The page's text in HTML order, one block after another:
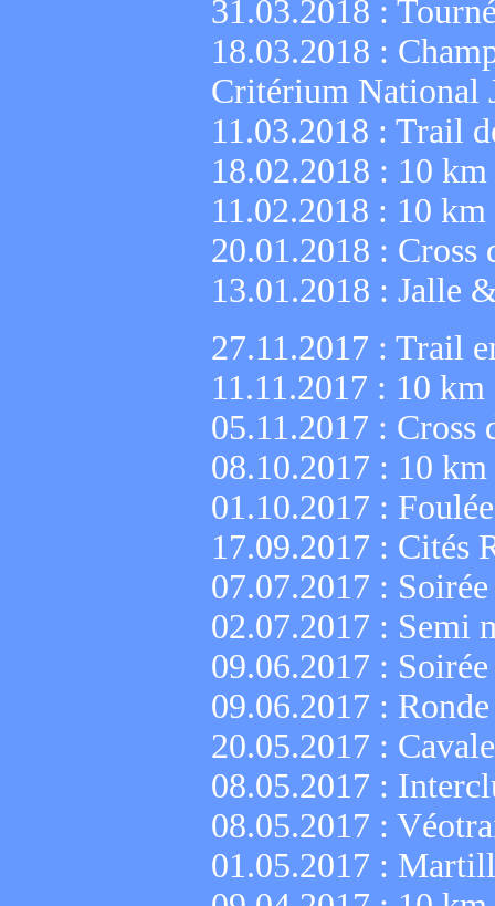
31.03.2018 :
18.03.2018 :
Critérium National
11.03.2018 : Trail
18.02.2018 : 10 km
11.02.2018 : 10 km
20.01.2018 : Cross
13.01.2018 : Jalle
27.11.2017 : Trail
11.11.2017 : 10 km
05.11.2017 : Cross
08.10.2017 : 10 km
01.10.2017 :
17.09.2017 : Cités
07.07.2017 :
02.07.2017 : Semi
09.06.2017 :
09.06.2017 :
20.05.2017 :
08.05.2017 :
08.05.2017 :
01.05.2017 :